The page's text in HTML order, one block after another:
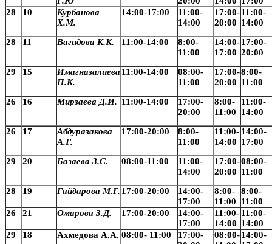
28
10
Курбанова
Х.М.
14:00-17:00
11:00-
14:00
17:00-
20:00
11:00-
14:00
28
11 Вагидова К.К. 11:00-14:00
8:00-
11:00
14:00-
17:00
17:00-
20:00
29
15
Имагназалиева
П.К.
11:00-14:00
08:00-
11:00
17:00-
20:00
8:00-
11:00
26
16 Мирзаева Д.И. 11:00-14:00
17:00-
20:00
8:00-
11:00
11:00-
14:00
26
17
Абдуразакова
А.Г.
17:00-20:00
8:00-
11:00
11:00-
14:00
14:00-
17:00
29
20 Базаева З.С. 08:00-11:00
11:00-
14:00
17:00-
20:00
08:00-
11:00
28
19 Гайдарова М.Г. 17:00-20:00
14:00-
17:00
8:00-
11:00
8:00-
11:00
26
21 Омарова З.Д. 17:00-20:00
14:00-
17:00
11:00-
14:00
11:00-
14:00
29
18 Ахмедова А.А. 08:00- 11:00
17:00-
08:00-14:00-